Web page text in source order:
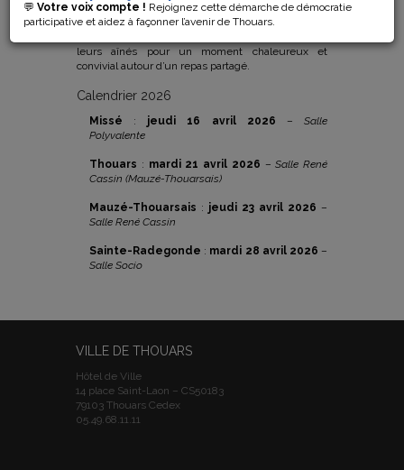
💬 Votre voix compte ! Rejoignez cette démarche de démocratie
participative et aidez à façonner l’avenir de Thouars.
Comme chaque année, la Ville de Thouars et ses
leurs aînés pour un moment chaleureux et
convivial autour d’un repas partagé.
Calendrier 2026
Missé : jeudi 16 avril 2026 –Salle
Polyvalente
Thouars : mardi 21 avril 2026 –Salle René
Cassin (Mauzé-Thouarsais)
Mauzé-Thouarsais : jeudi 23 avril 2026 –
Salle René Cassin
Sainte-Radegonde : mardi 28 avril 2026 –
Salle Socio
VILLE DE THOUARS
Hôtel de Ville
14 place Saint-Laon – CS50183
79103 Thouars Cedex
05.49.68.11.11